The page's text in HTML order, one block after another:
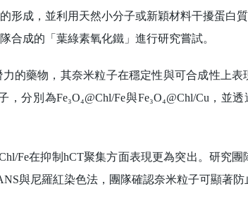
成，並利用天然小分子或新穎材料干擾蛋白
合成的「葉綠素氧化鐵」進行研究嘗試。
藥物，其奈米粒子在穩定性與可合成性上表
分別為Fe₃O₄@Chl/Fe與Fe₃O₄@Chl/Cu，
Fe在抑制hCT聚集方面表現更為突出。研究
與尼羅紅染色法，團隊確認奈米粒子可顯著防